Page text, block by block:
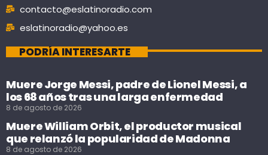
contacto@eslatinoradio.com
eslatinoradio@yahoo.es
PODRÍA INTERESARTE
Muere Jorge Messi, padre de Lionel Messi, a
los 68 años tras una larga enfermedad
8 de agosto de 2026
Muere William Orbit, el productor musical
que relanzó la popularidad de Madonna
8 de agosto de 2026